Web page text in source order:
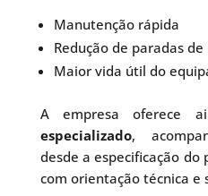
Manutenção rápida
Redução de paradas
Maior vida útil do
A empresa oferece
especializado,
desde a especificação
com orientação técnica e